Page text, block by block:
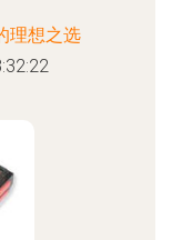
理想之选